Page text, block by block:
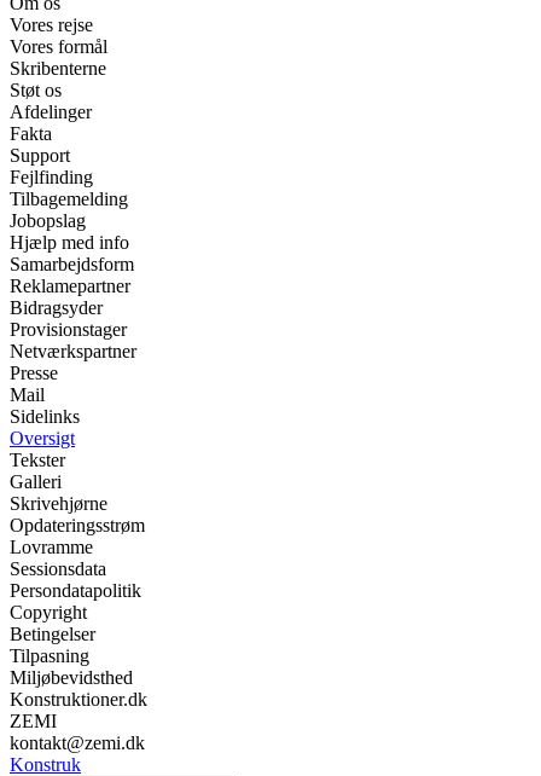
Vores rejse
Vores formål
Skribenterne
Støt os
Afdelinger
Fakta
Support
Fejlfinding
Tilbagemelding
Jobopslag
Hjælp med info
Samarbejdsform
Reklamepartner
Bidragsyder
Provisionstager
Netværkspartner
Presse
Mail
Sidelinks
Oversigt
Tekster
Galleri
Skrivehjørne
Opdateringsstrøm
Lovramme
Sessionsdata
Persondatapolitik
Copyright
Betingelser
Tilpasning
Miljøbevidsthed
Konstruktioner.dk
ZEMI
kontakt@zemi.dk
Konstruk